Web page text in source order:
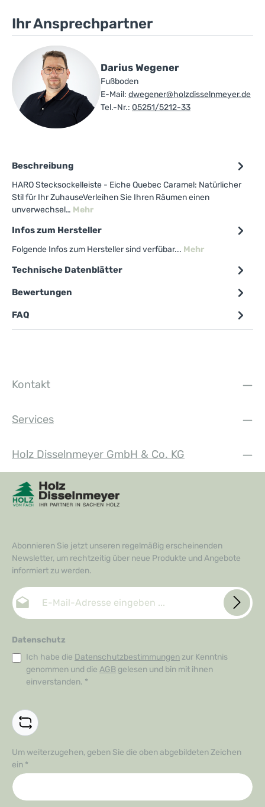
Ihr Ansprechpartner
Darius Wegener
Fußboden
E-Mail: dwegener@holzdisselnmeyer.de
Tel.-Nr.: 05251/5212-33
Beschreibung
HARO Stecksockelleiste - Eiche Quebec Caramel: Natürlicher
Stil für Ihr ZuhauseVerleihen Sie Ihren Räumen einen
unverwechsel… Mehr
Infos zum Hersteller
Folgende Infos zum Hersteller sind verfübar... Mehr
Technische Datenblätter
Bewertungen
FAQ
Kontakt
Services
Holz Disselnmeyer GmbH & Co. KG
Abonnieren Sie jetzt unseren regelmäßig erscheinenden
Newsletter, um rechtzeitig über neue Produkte und Angebote
informiert zu werden.
E-Mail-Adresse*
Datenschutz
Ich habe die Datenschutzbestimmungen zur Kenntnis
genommen und die AGB gelesen und bin mit ihnen
einverstanden. *
Um weiterzugehen, geben Sie die oben abgebildeten Zeichen
ein *